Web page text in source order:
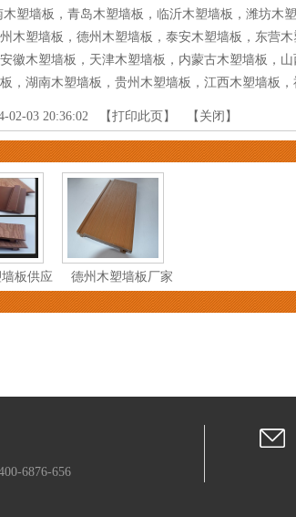
木塑墙板 ， 青岛木塑墙板 ， 临沂木塑墙板 ， 潍坊木
木塑墙板 ， 德州木塑墙板 ， 泰安木塑墙板 ， 东营木
安徽木塑墙板 ， 天津木塑墙板 ， 内蒙古木塑墙板 ， 山
， 湖南木塑墙板 ， 贵州木塑墙板 ， 江西木塑墙板 ，
03 20:36:02 【打印此页 】 【 关闭 】
板供应
德州木塑墙板厂家
6876-656